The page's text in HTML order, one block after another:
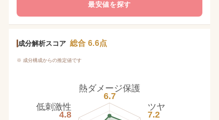
最安値を探す
成分解析スコア 総合 6.6点
※ 成分構成からの推定値です
熱ダメージ保護
6.7
ツヤ
7.2
低刺激性
4.8